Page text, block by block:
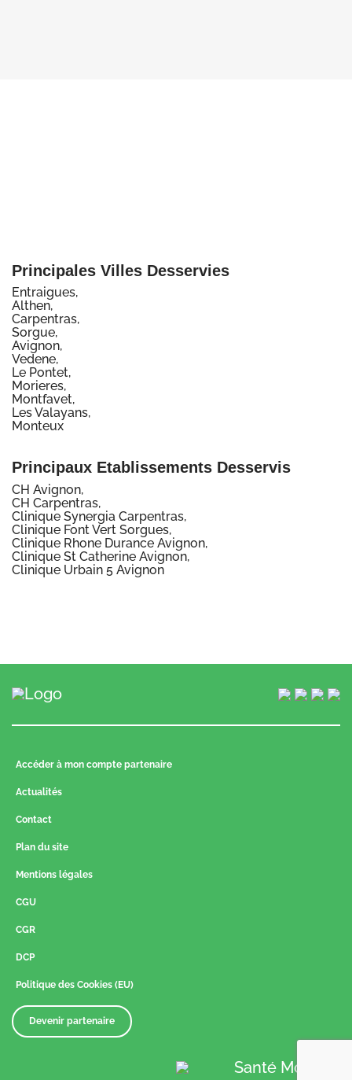
Principales Villes Desservies
Entraigues,
Althen,
Carpentras,
Sorgue,
Avignon,
Vedene,
Le Pontet,
Morieres,
Montfavet,
Les Valayans,
Monteux
Principaux Etablissements Desservis
CH Avignon,
CH Carpentras,
Clinique Synergia Carpentras,
Clinique Font Vert Sorgues,
Clinique Rhone Durance Avignon,
Clinique St Catherine Avignon,
Clinique Urbain 5 Avignon
Accéder à mon compte partenaire
Actualités
Contact
Plan du site
Mentions légales
CGU
CGR
DCP
Politique des Cookies (EU)
Devenir partenaire